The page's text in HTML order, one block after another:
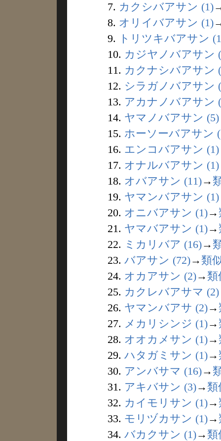
7. カクシバアサン (1)
8. オリイバアサン (1)
9.
トリツキバアサン
10. カジヤノバアサン
11. カクナシバアサン
12. シラガノバアサン
13. アカナノバアサン
14. ヤマノバアサン (5)
15. ホーソーバアサン
16. エンコバアサン (1)
17. オナルバアサン (1)
18. オバアサン (11)→
19. ヤマンバアサン (1)
20. オニバアサン (1)→
21. ヤマバアサン (1)→
22. ミカリバア (16)→
23. バアサン (72)→ 類
24. オカアサン (2)→ 類
25. カクレバアサマ (2)
26. ヤマンバアサ (2)→
27. メカリシンジ (1)→
28. オオカメサン (1)→
29. ハタガミサン (1)→
30. アンバサマ (16)→
31. アキバサン (3)→ 類
32. カイモリサン (1)→
33. モリヅカサン (1)→
34. バカクサン (1)→ 類